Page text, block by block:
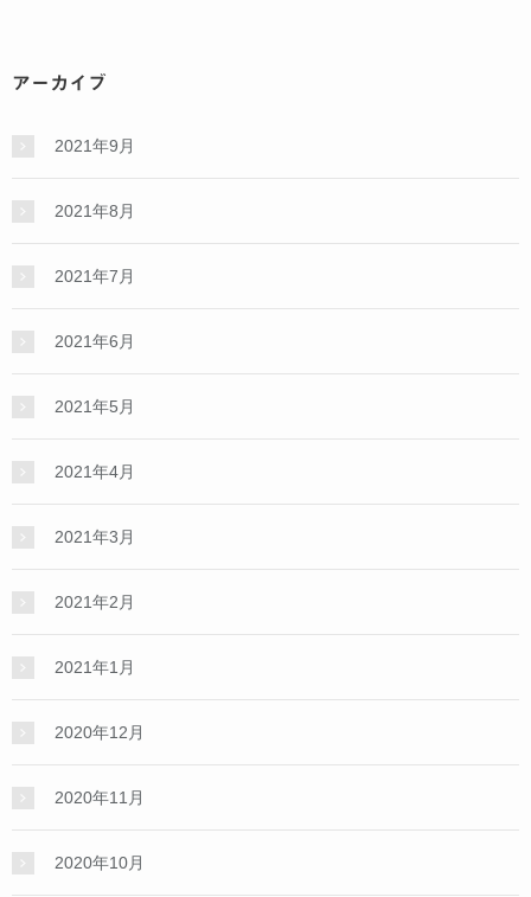
アーカイブ
2021年9月
2021年8月
2021年7月
2021年6月
2021年5月
2021年4月
2021年3月
2021年2月
2021年1月
2020年12月
2020年11月
2020年10月